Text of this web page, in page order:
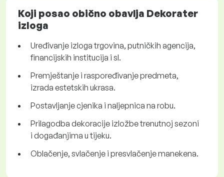
Koji posao obično obavlja Dekorater
izloga
Uređivanje izloga trgovina, putničkih agencija,
financijskih institucija i sl.
Premještanje i raspoređivanje predmeta,
izrada estetskih ukrasa.
Postavljanje cjenika i naljepnica na robu.
Prilagodba dekoracije izložbe trenutnoj sezoni
i događanjima u tijeku.
Oblačenje, svlačenje i presvlačenje manekena.